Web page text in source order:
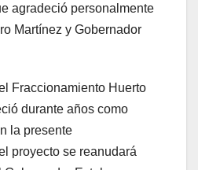
agradeció personalmente
Martínez y Gobernador
Fraccionamiento Huerto
durante años como
la presente
proyecto se reanudará